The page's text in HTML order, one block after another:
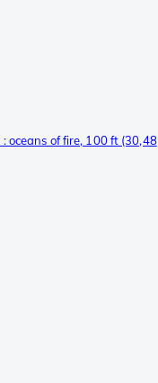
oceans of fire, 100 ft (30,48